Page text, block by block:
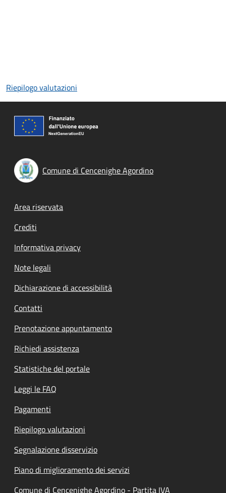
Riepilogo valutazioni
Comune di Cencenighe Agordino
Footer menu
Area riservata
Crediti
Informativa privacy
Note legali
Dichiarazione di accessibilità
Contatti
Prenotazione appuntamento
Richiedi assistenza
Statistiche del portale
Leggi le FAQ
Pagamenti
Riepilogo valutazioni
Segnalazione disservizio
Piano di miglioramento dei servizi
Comune di Cencenighe Agordino - Partita IVA